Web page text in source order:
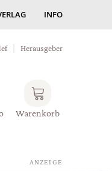
INFO
Herausgeber
Warenkorb